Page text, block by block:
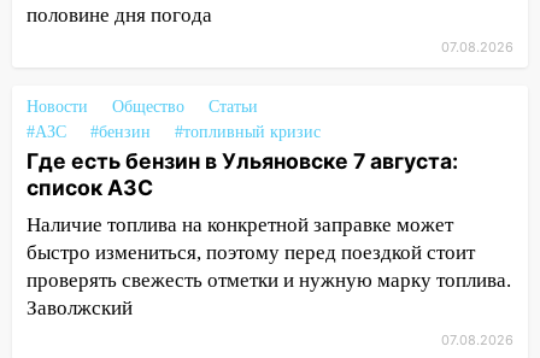
15:34 После вмешательства
площадки
15:27 Прокуратура проверяет
капремонт школы в селе Кивать
15:08
В Кузоватово после прокурорской
проверки обновили разметку на
пешеходных переходах
14:40 На проспекте Гая в Ульяновске
запретили остановку автомобилей на
половине дня погода
07.08.2026
Новости Общество
Статьи
#АЗС
#бензин #топливный кризис
Где есть бензин в Ульяновске 7 августа:
список АЗС
Наличие топлива на конкретной заправке может
быстро измениться, поэтому перед поездкой стоит
проверять свежесть отметки и нужную марку топлива.
Заволжский
07.08.2026